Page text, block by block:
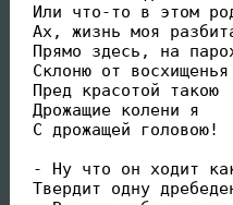
Или что-то в этом
Ах, жизнь моя
Прямо здесь, на
Склоню от
Пред красотой такою
Дрожащие колени я
С дрожащей головою!
- Ну что он ходит
Твердит одну